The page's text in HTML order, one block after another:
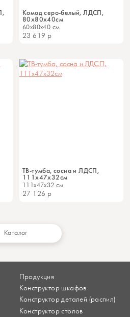
Комод серо-белый, ЛДСП,
80х80х40см
60x80x40 см
23 619 р
ТВ-тумба, сосна и ЛДСП,
111х47х32см
111x47x32 см
27 126 р
Каталог
Продукция
Конструктор шкафов
Конструктор деталей (распил)
Конструктор столов